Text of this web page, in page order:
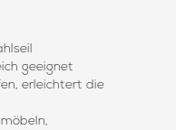
geeignet
erleichtert die